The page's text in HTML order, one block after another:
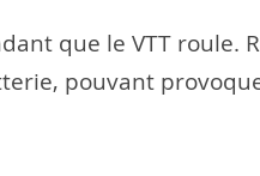
que le VTT roule.
pouvant